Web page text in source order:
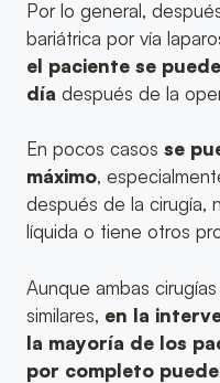
Por lo general,
bariátrica por vía
el paciente se
día después de la
En pocos casos se
máximo,
después de la cirugía,
líquida o tiene otros
Aunque ambas
similares, en la
la mayoría de los
por completo